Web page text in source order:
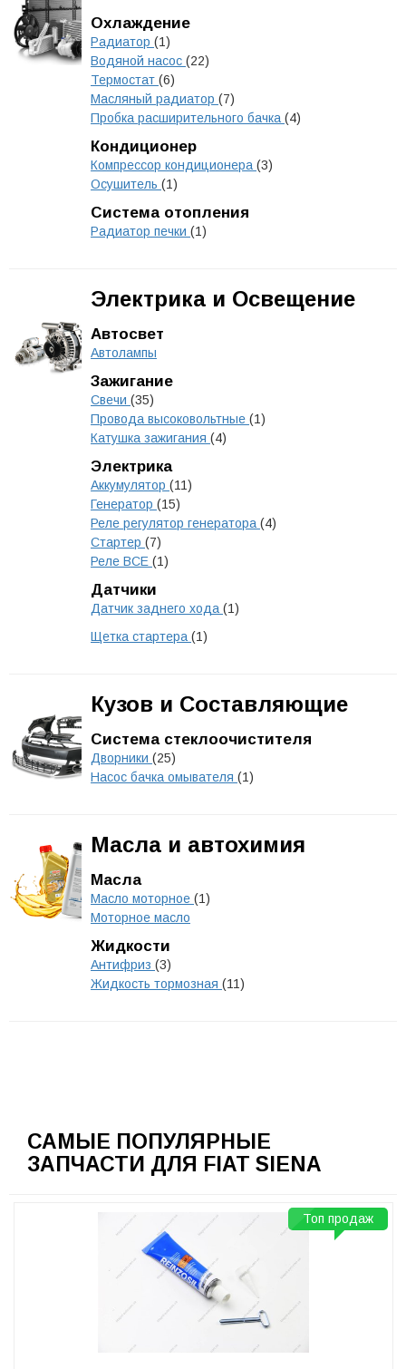
Охлаждение
Радиатор (1)
Водяной насос (22)
Термостат (6)
Масляный радиатор (7)
Пробка расширительного бачка (4)
Кондиционер
Компрессор кондиционера (3)
Осушитель (1)
Система отопления
Радиатор печки (1)
Электрика и Освещение
Автосвет
Автолампы
Зажигание
Свечи (35)
Провода высоковольтные (1)
Катушка зажигания (4)
Электрика
Аккумулятор (11)
Генератор (15)
Реле регулятор генератора (4)
Стартер (7)
Реле ВСЕ (1)
Датчики
Датчик заднего хода (1)
Щетка стартера (1)
Кузов и Составляющие
Система стеклоочистителя
Дворники (25)
Насос бачка омывателя (1)
Масла и автохимия
Масла
Масло моторное (1)
Моторное масло
Жидкости
Антифриз (3)
Жидкость тормозная (11)
САМЫЕ ПОПУЛЯРНЫЕ
ЗАПЧАСТИ ДЛЯ FIAT SIENA
Топ продаж